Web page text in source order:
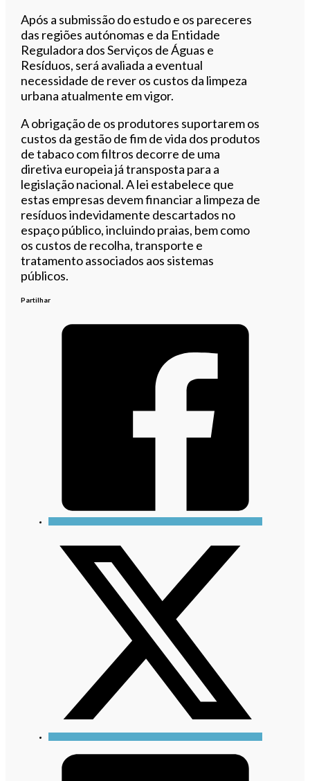
Após a submissão do estudo e os pareceres
das regiões autónomas e da Entidade
Reguladora dos Serviços de Águas e
Resíduos, será avaliada a eventual
necessidade de rever os custos da limpeza
urbana atualmente em vigor.
A obrigação de os produtores suportarem os
custos da gestão de fim de vida dos produtos
de tabaco com filtros decorre de uma
diretiva europeia já transposta para a
legislação nacional. A lei estabelece que
estas empresas devem financiar a limpeza de
resíduos indevidamente descartados no
espaço público, incluindo praias, bem como
os custos de recolha, transporte e
tratamento associados aos sistemas
públicos.
Partilhar